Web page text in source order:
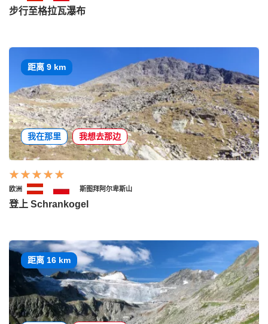
步行至格拉瓦瀑布
距离 9 km
我在那里 我想去那边
欧洲 斯图拜阿尔卑斯山
登上 Schrankogel
距离 16 km